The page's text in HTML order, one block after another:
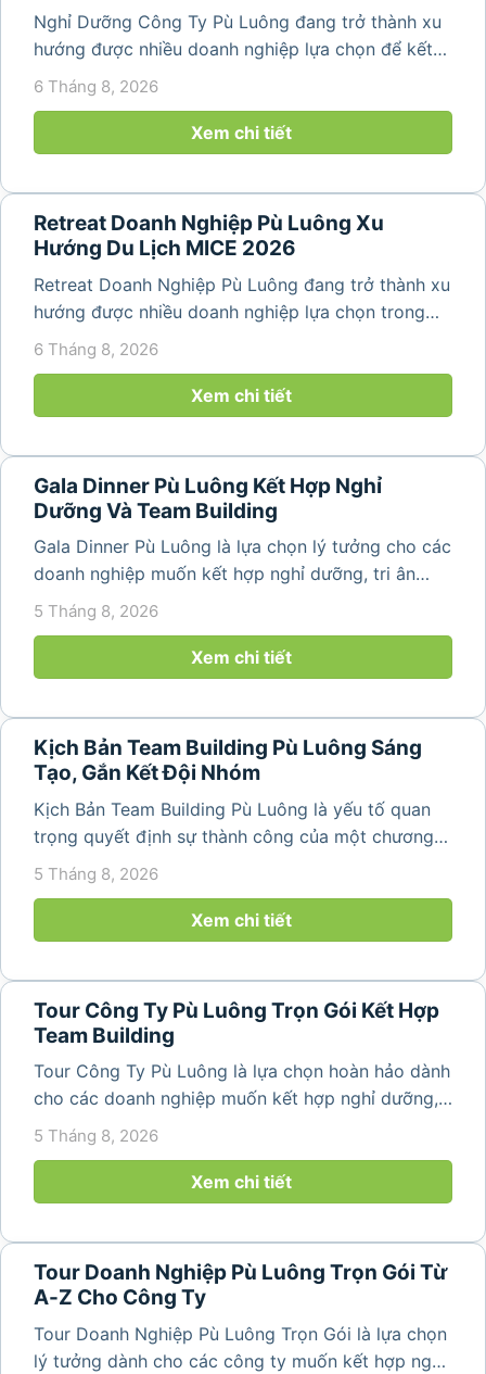
Nghỉ Dưỡng Công Ty Pù Luông đang trở thành xu
hướng được nhiều doanh nghiệp lựa chọn để kết
hợp giữa nghỉ ngơi, tái tạo năng lượng và xây
lịch đơn thuần, nhiều công ty...
6 Tháng 8, 2026
Xem chi tiết
Retreat Doanh Nghiệp Pù Luông Xu
Hướng Du Lịch MICE 2026
Retreat Doanh Nghiệp Pù Luông đang trở thành xu
hướng được nhiều doanh nghiệp lựa chọn trong
năm 2026 khi nhu cầu kết hợp nghỉ dưỡng, hội
họp và gắn kết đội ngũ ngày càng tăng. Không chỉ
mang đến khoảng thời gian thư giãn...
6 Tháng 8, 2026
Xem chi tiết
Gala Dinner Pù Luông Kết Hợp Nghỉ
Dưỡng Và Team Building
Gala Dinner Pù Luông là lựa chọn lý tưởng cho các
doanh nghiệp muốn kết hợp nghỉ dưỡng, tri ân
nhân viên và xây dựng tinh thần đồng đội trong
núi rừng hùng vĩ, không khí...
5 Tháng 8, 2026
Xem chi tiết
Kịch Bản Team Building Pù Luông Sáng
Tạo, Gắn Kết Đội Nhóm
Kịch Bản Team Building Pù Luông là yếu tố quan
trọng quyết định sự thành công của một chương
trình du lịch doanh nghiệp. Một kịch bản được xây
dựng bài bản không chỉ mang đến những phút
giây vui vẻ, sôi động mà còn...
5 Tháng 8, 2026
Xem chi tiết
Tour Công Ty Pù Luông Trọn Gói Kết Hợp
Team Building
Tour Công Ty Pù Luông là lựa chọn hoàn hảo dành
cho các doanh nghiệp muốn kết hợp nghỉ dưỡng,
team building và gắn kết tập thể trong không gian
Hóa vài giờ di chuyển,...
5 Tháng 8, 2026
Xem chi tiết
Tour Doanh Nghiệp Pù Luông Trọn Gói Từ
A-Z Cho Công Ty
Tour Doanh Nghiệp Pù Luông Trọn Gói là lựa chọn
lý tưởng dành cho các công ty muốn kết hợp nghỉ